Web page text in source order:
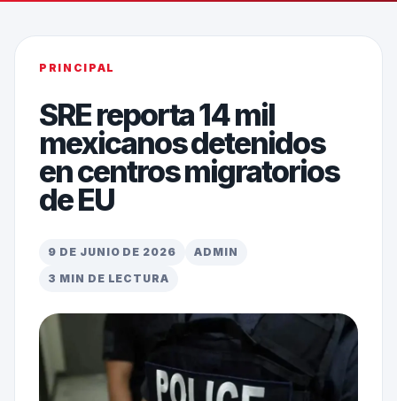
PRINCIPAL
SRE reporta 14 mil
mexicanos detenidos
en centros migratorios
de EU
9 DE JUNIO DE 2026
ADMIN
3 MIN DE LECTURA